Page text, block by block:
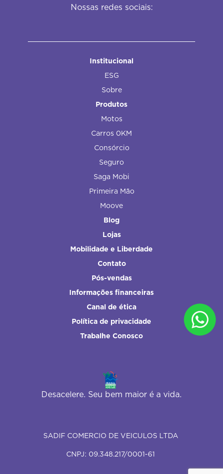
Nossas redes sociais:
Institucional
ESG
Sobre
Produtos
Motos
Carros 0KM
Consórcio
Seguro
Saga Mobi
Primeira Mão
Moove
Blog
Lojas
Mobilidade e Liberdade
Contato
Pós-vendas
Informações financeiras
Canal de ética
Política de privacidade
Trabalhe Conosco
Desacelere. Seu bem maior é a vida.
SADIF COMERCIO DE VEICULOS LTDA
CNPJ: 09.348.217/0001-61